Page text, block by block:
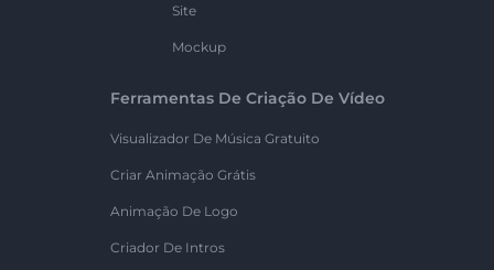
Site
Mockup
Ferramentas De Criação De Vídeo
Visualizador De Música Gratuito
Criar Animação Grátis
Animação De Logo
Criador De Intros